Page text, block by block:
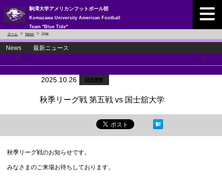
駒澤大学アメリカンフットボール部
Komazawa University American Football
Team "Blue Tide"
ホーム News 詳細
News 最新ニュース
< >
2025.10.26 試合情報
秋季リーグ戦 第五戦 vs 国士舘大学
秋季リーグ戦のお知らせです。
みなさまのご来場お待ちしております。